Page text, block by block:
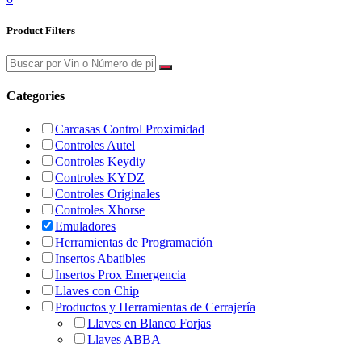
Product Filters
Categories
Carcasas Control Proximidad
Controles Autel
Controles Keydiy
Controles KYDZ
Controles Originales
Controles Xhorse
Emuladores
Herramientas de Programación
Insertos Abatibles
Insertos Prox Emergencia
Llaves con Chip
Productos y Herramientas de Cerrajería
Llaves en Blanco Forjas
Llaves ABBA